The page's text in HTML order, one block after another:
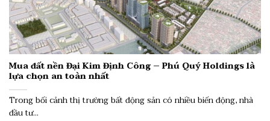
Mua đất nền Đại Kim Định Công – Phú Quý Holdings là
lựa chọn an toàn nhất
Trong bối cảnh thị trường bất động sản có nhiều biến động, nhà
đầu tư...